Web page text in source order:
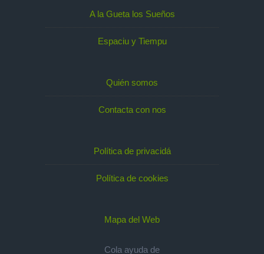
A la Gueta los Sueños
Espaciu y Tiempu
Quién somos
Contacta con nos
Política de privacidá
Política de cookies
Mapa del Web
Cola ayuda de